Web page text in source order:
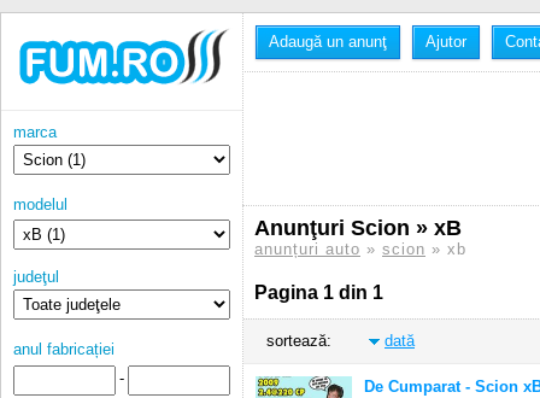
marca
modelul
judeţul
anul fabricației
-
Adaugă un anunţ Ajutor
Anunţuri Scion » xB
anunțuri auto » scion » xb
Pagina 1 din 1
sortează: dată
De Cumparat - Scion